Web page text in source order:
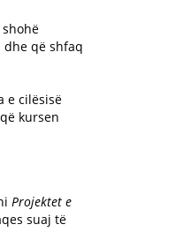
që shfaq
e cilësisë
kursen
Projektet e
suaj të